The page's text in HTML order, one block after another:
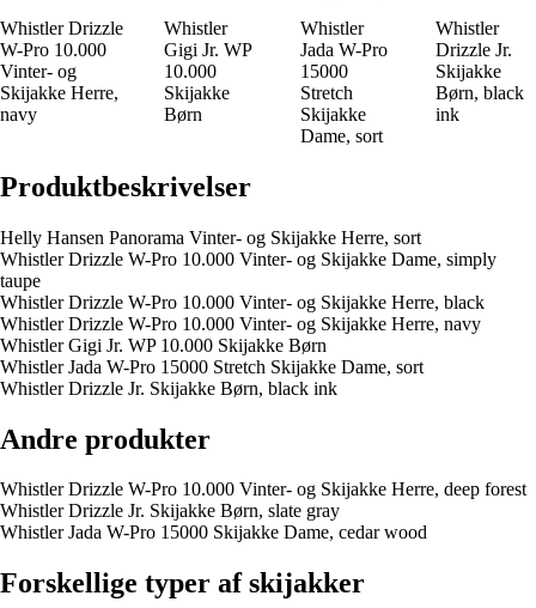
Whistler Drizzle
W-Pro 10.000
Vinter- og
Skijakke Herre,
navy
Whistler
Gigi Jr. WP
10.000
Skijakke
Børn
Whistler
Jada W-Pro
15000
Stretch
Skijakke
Dame, sort
Whistler
Drizzle Jr.
Skijakke
Børn, black
ink
Produktbeskrivelser
Helly Hansen Panorama Vinter- og Skijakke Herre, sort
Whistler Drizzle W-Pro 10.000 Vinter- og Skijakke Dame, simply
taupe
Whistler Drizzle W-Pro 10.000 Vinter- og Skijakke Herre, black
Whistler Drizzle W-Pro 10.000 Vinter- og Skijakke Herre, navy
Whistler Gigi Jr. WP 10.000 Skijakke Børn
Whistler Jada W-Pro 15000 Stretch Skijakke Dame, sort
Whistler Drizzle Jr. Skijakke Børn, black ink
Andre produkter
Whistler Drizzle W-Pro 10.000 Vinter- og Skijakke Herre, deep forest
Whistler Drizzle Jr. Skijakke Børn, slate gray
Whistler Jada W-Pro 15000 Skijakke Dame, cedar wood
Forskellige typer af skijakker